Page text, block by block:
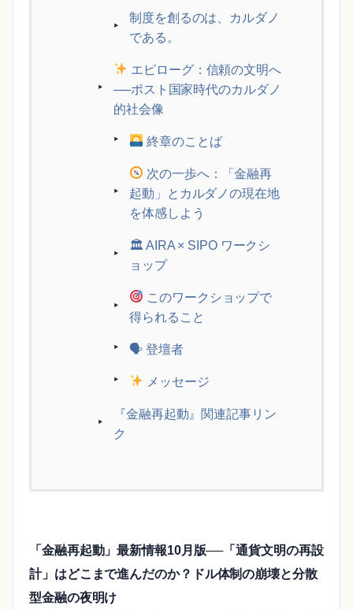
制度を創るのは、カルダノ
である。
エピローグ：信頼の文明へ
──ポスト国家時代のカルダノ
的社会像
終章のことば
次の一歩へ：「金融再
起動」とカルダノの現在地
を体感しよう
🏛 AIRA × SIPO ワークシ
ョップ
このワークショップで
得られること
🗣 登壇者
メッセージ
『金融再起動』関連記事リン
ク
「金融再起動」最新情報10月版──「通貨文明の再設
計」はどこまで進んだのか？ドル体制の崩壊と分散
型金融の夜明け